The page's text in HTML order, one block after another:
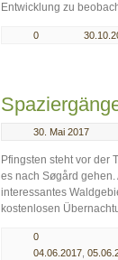
Entwicklung zu
0
30. Mai 2017
Pfingsten steht vor der
es nach Søgård
interessantes
kostenlosen
0
04.06.2017